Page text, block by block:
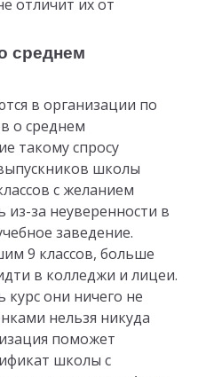
отличит их от
среднем
в организации по
о среднем
такому спросу
школы
с желанием
из-за неуверенности в
заведение.
9 классов, больше
в колледжи и лицеи.
курс они ничего не
нельзя никуда
поможет
школы с